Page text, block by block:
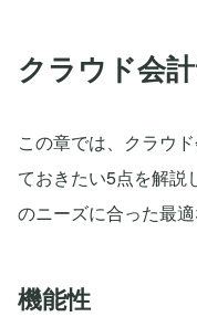
クラウド会
この章では、クラウ
ておきたい5点を解説
のニーズに合った最
機能性